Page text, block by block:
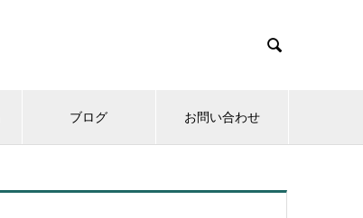

ブログ お問い合わせ